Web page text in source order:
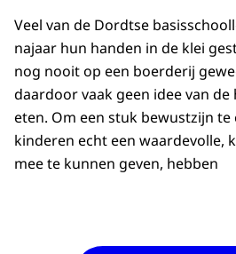
Veel van de Dordtse
najaar hun handen in de klei
nog nooit op een boerderij
daardoor vaak geen idee van
eten. Om een stuk bewustzijn te
kinderen echt een waardevolle,
mee te kunnen geven, hebben